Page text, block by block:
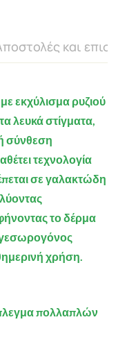
και
εκχύλισμα ρυζιού
λευκά στίγματα,
σύνθεση
τεχνολογία
σε γαλακτώδη
το δέρμα
χρήση.
πολλαπλών